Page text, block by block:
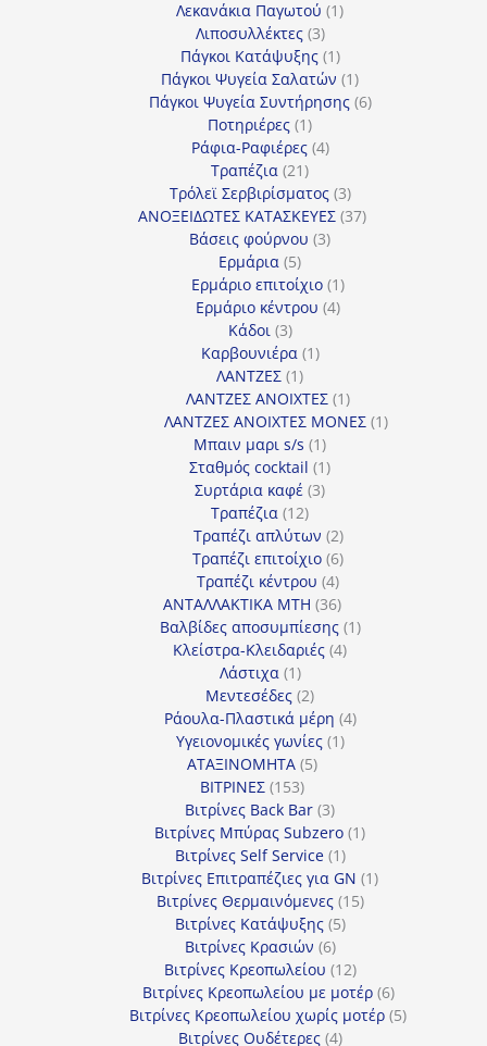
προϊόντα
Λεκανάκια Παγωτού 11
Λιποσυλλέκτες 33
προϊόντα
Πάγκοι Κατάψυξης 11
προϊόν
Πάγκοι Ψυγεία Σαλατών 11
προϊόν
Πάγκοι Ψυγεία Συντήρησης 66
Ποτηριέρες 11
προϊόν
Ράφια-Ραφιέρες 44
Τραπέζια 2121
προϊόντα
Τρόλεϊ Σερβιρίσματος 33
προϊόντα
ΑΝΟΞΕΙΔΩΤΕΣ ΚΑΤΑΣΚΕΥΕΣ 3737
Βάσεις φούρνου 33
Ερμάρια 55
προϊόντα
Ερμάριο επιτοίχιο 11
προϊόν
Ερμάριο κέντρου 44
Κάδοι 33
προϊόντα
Καρβουνιέρα 11
ΛΑΝΤΖΕΣ 11
προϊόν
ΛΑΝΤΖΕΣ ΑΝΟΙΧΤΕΣ 11
προϊόν
ΛΑΝΤΖΕΣ ΑΝΟΙΧΤΕΣ ΜΟΝΕΣ 11
Μπαιν μαρι s/s 11
προϊόν
Σταθμός cocktail 11
Συρτάρια καφέ 33
Τραπέζια 1212
προϊόντα
Τραπέζι απλύτων 22
προϊόντα
Τραπέζι επιτοίχιο 66
προϊόντα
Τραπέζι κέντρου 44
προϊόντα
ΑΝΤΑΛΛΑΚΤΙΚΑ MTH 3636
προϊόντα
Βαλβίδες αποσυμπίεσης 11
Κλείστρα-Κλειδαριές 44
Λάστιχα 11
προϊόν
Μεντεσέδες 22
προϊόντα
Ράουλα-Πλαστικά μέρη 44
Υγειονομικές γωνίες 11
ΑΤΑΞΙΝΟΜΗΤΑ 55
ΒΙΤΡΙΝΕΣ 153153
προϊόντα
Βιτρίνες Back Bar 33
προϊόντα
Βιτρίνες Mπύρας Subzero 11
Βιτρίνες Self Service 11
προϊόν
Βιτρίνες Επιτραπέζιες για GN 11
Βιτρίνες Θερμαινόμενες 1515
Βιτρίνες Κατάψυξης 55
Βιτρίνες Κρασιών 66
προϊόντα
Βιτρίνες Κρεοπωλείου 1212
προϊόντα
Βιτρίνες Κρεοπωλείου με μοτέρ 66
προϊόντα
Βιτρίνες Κρεοπωλείου χωρίς μοτέρ 55
Βιτρίνες Ουδέτερες 44